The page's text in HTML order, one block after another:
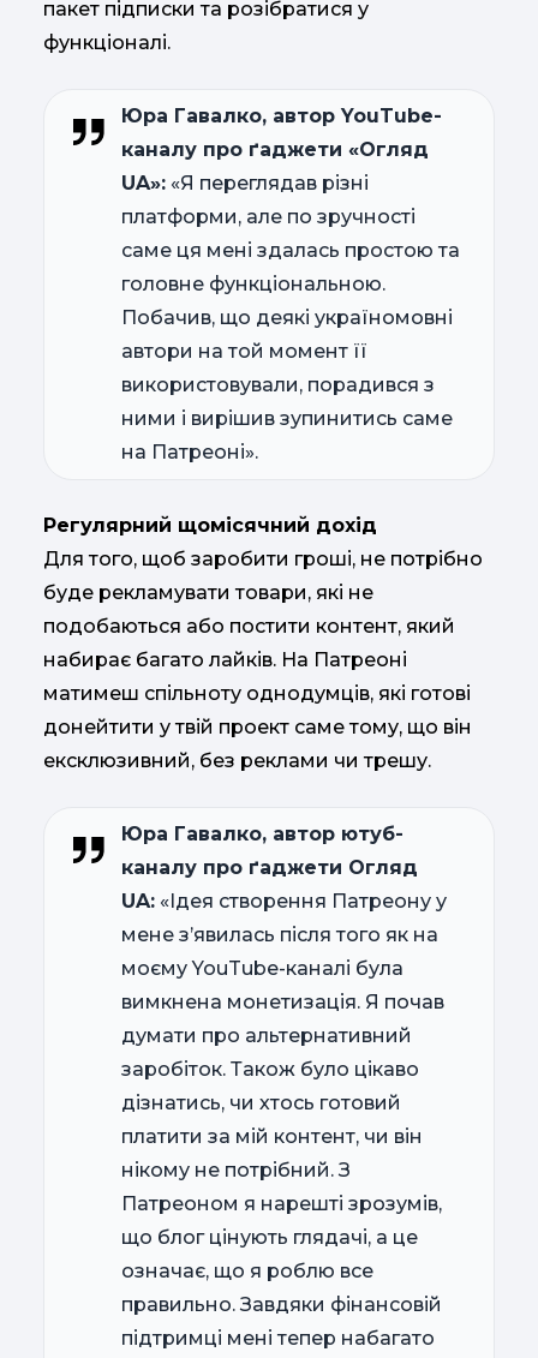
пакет підписки та розібратися у
функціоналі.
Юра Гавалко, автор YouTube-
каналу про ґаджети «Огляд
UA»: «Я переглядав різні
платформи, але по зручності
саме ця мені здалась простою та
головне функціональною.
Побачив, що деякі україномовні
автори на той момент її
використовували, порадився з
ними і вирішив зупинитись саме
на Патреоні».
Регулярний щомісячний дохід
Для того, щоб заробити гроші, не потрібно
буде рекламувати товари, які не
подобаються або постити контент, який
набирає багато лайків. На Патреоні
матимеш спільноту однодумців, які готові
донейтити у твій проект саме тому, що він
ексклюзивний, без реклами чи трешу.
Юра Гавалко, автор ютуб-
каналу про ґаджети Огляд
UA: «Ідея створення Патреону у
мене з’явилась після того як на
моєму YouTube-каналі була
вимкнена монетизація. Я почав
думати про альтернативний
заробіток. Також було цікаво
дізнатись, чи хтось готовий
платити за мій контент, чи він
нікому не потрібний. З
Патреоном я нарешті зрозумів,
що блог цінують глядачі, а це
означає, що я роблю все
правильно. Завдяки фінансовій
підтримці мені тепер набагато